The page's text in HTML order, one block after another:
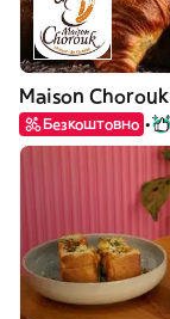
Maison Chorouk
Безкоштовно